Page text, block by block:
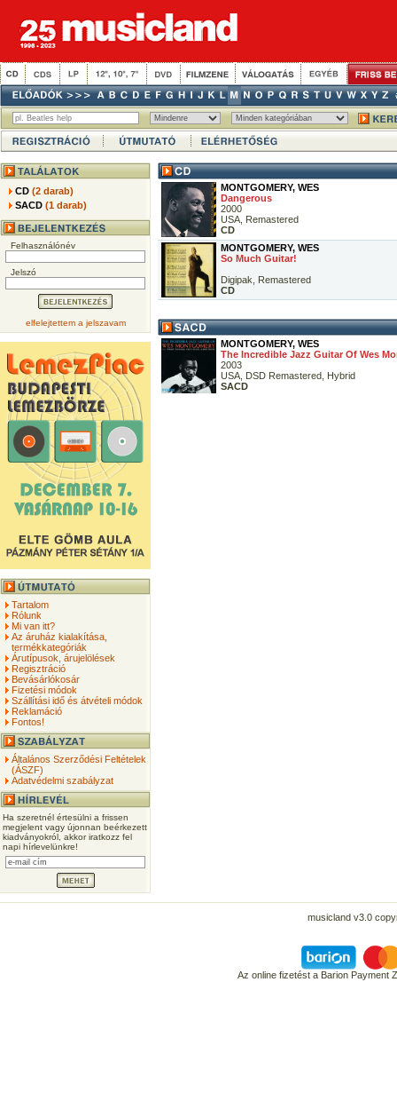
CD(2 darab)
SACD(1 darab)
Felhasználónév
Jelszó
elfelejtettem a jelszavam
Tartalom
Rólunk
Mi van itt?
Az áruház kialakítása,
termékkategóriák
Árutípusok, árujelölések
Regisztráció
Bevásárlókosár
Fizetési módok
Szállítási idő és átvételi módok
Reklamáció
Fontos!
Általános Szerződési Feltételek
(ÁSZF)
Adatvédelmi szabályzat
Ha szeretnél értesülni a frissen
megjelent vagy újonnan beérkezett
kiadványokról, akkor iratkozz fel
napi hírlevelünkre!
MONTGOMERY, WES
Dangerous
2000
USA, Remastered
CD
MONTGOMERY, WES
So Much Guitar!
Digipak, Remastered
CD
MONTGOMERY, WES
The Incredible Jazz Guitar Of Wes
2003
USA, DSD Remastered, Hybrid
SACD
musicland v3.0
Az online fizetést a Barion Payment